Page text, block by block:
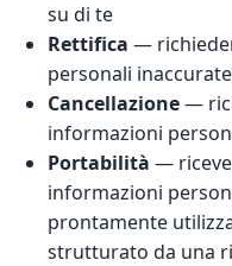
su di te
Rettifica —
personali inaccurate
Cancellazione—
informazioni
Portabilità —
informazioni
prontamente
strutturato da una